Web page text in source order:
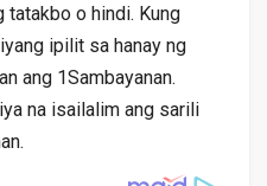
o hindi. Kung
ipilit sa hanay ng
ang 1Sambayanan.
na isailalim ang sarili